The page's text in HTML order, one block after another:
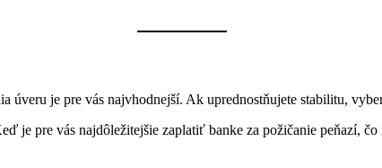
je pre vás najvhodnejší. Ak uprednostňujete stabilitu,
je pre vás najdôležitejšie zaplatiť banke za požičanie peňazí,